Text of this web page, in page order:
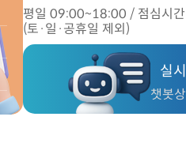
평일 09:00~18:00 / 점심시
(토·일·공휴일 제외)
실
챗봇